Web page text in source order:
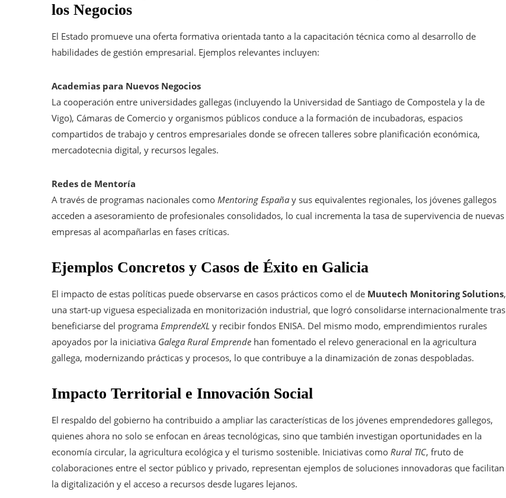
los Negocios
El Estado promueve una oferta formativa orientada tanto a la capacitación técnica como al desarrollo de
habilidades de gestión empresarial. Ejemplos relevantes incluyen:
Academias para Nuevos Negocios
La cooperación entre universidades gallegas (incluyendo la Universidad de Santiago de Compostela y la de
Vigo), Cámaras de Comercio y organismos públicos conduce a la formación de incubadoras, espacios
compartidos de trabajo y centros empresariales donde se ofrecen talleres sobre planificación económica,
mercadotecnia digital, y recursos legales.
Redes de Mentoría
A través de programas nacionales como Mentoring España y sus equivalentes regionales, los jóvenes gallegos
acceden a asesoramiento de profesionales consolidados, lo cual incrementa la tasa de supervivencia de nuevas
empresas al acompañarlas en fases críticas.
Ejemplos Concretos y Casos de Éxito en Galicia
El impacto de estas políticas puede observarse en casos prácticos como el de Muutech Monitoring Solutions,
una start-up viguesa especializada en monitorización industrial, que logró consolidarse internacionalmente tras
beneficiarse del programa EmprendeXL y recibir fondos ENISA. Del mismo modo, emprendimientos rurales
apoyados por la iniciativa Galega Rural Emprende han fomentado el relevo generacional en la agricultura
gallega, modernizando prácticas y procesos, lo que contribuye a la dinamización de zonas despobladas.
Impacto Territorial e Innovación Social
El respaldo del gobierno ha contribuido a ampliar las características de los jóvenes emprendedores gallegos,
quienes ahora no solo se enfocan en áreas tecnológicas, sino que también investigan oportunidades en la
economía circular, la agricultura ecológica y el turismo sostenible. Iniciativas como Rural TIC, fruto de
colaboraciones entre el sector público y privado, representan ejemplos de soluciones innovadoras que facilitan
la digitalización y el acceso a recursos desde lugares lejanos.